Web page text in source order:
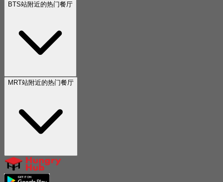
BTS站附近的热门餐厅
MRT站附近的热门餐厅